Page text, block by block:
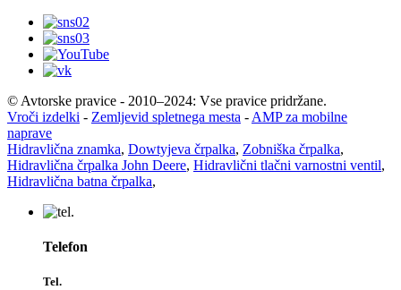
© Avtorske pravice - 2010–2024: Vse pravice pridržane.
Vroči izdelki - Zemljevid spletnega mesta - AMP za mobilne
naprave
Hidravlična znamka, Dowtyjeva črpalka, Zobniška črpalka,
Hidravlična črpalka John Deere, Hidravlični tlačni varnostni ventil,
Hidravlična batna črpalka,
Telefon
Tel.